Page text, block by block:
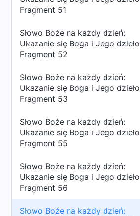
Fragment 51
Słowo Boże na każdy dzień:
Ukazanie się Boga i Jego dzieło |
Fragment 52
Słowo Boże na każdy dzień:
Ukazanie się Boga i Jego dzieło |
Fragment 53
Słowo Boże na każdy dzień:
Ukazanie się Boga i Jego dzieło |
Fragment 55
Słowo Boże na każdy dzień:
Ukazanie się Boga i Jego dzieło |
Fragment 56
Słowo Boże na każdy dzień: